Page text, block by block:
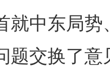
中东局势
题交换了意